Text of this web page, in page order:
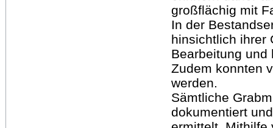
großflächig mit
In der
hinsichtlich ihrer
Bearbeitung und
Zudem konnten
werden.
Sämtliche
dokumentiert